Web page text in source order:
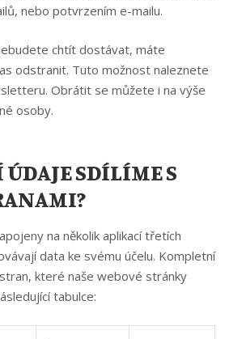
nebo potvrzením e-mailu.
chtít dostávat, máte
odstranit. Tuto možnost naleznete
Obrátit se můžete i na výše
osoby.
ÚDAJE SDÍLÍME S
na několik aplikací třetích
data ke svému účelu. Kompletní
které naše webové stránky
tabulce: